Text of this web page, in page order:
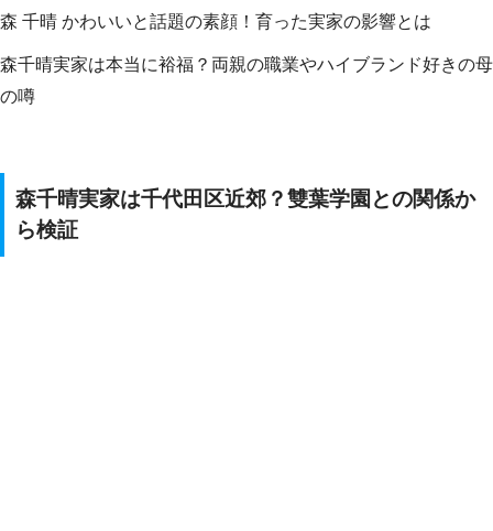
森 千晴 かわいいと話題の素顔！育った実家の影響とは
森千晴実家は本当に裕福？両親の職業やハイブランド好きの母
の噂
森千晴実家は千代田区近郊？雙葉学園との関係か
ら検証